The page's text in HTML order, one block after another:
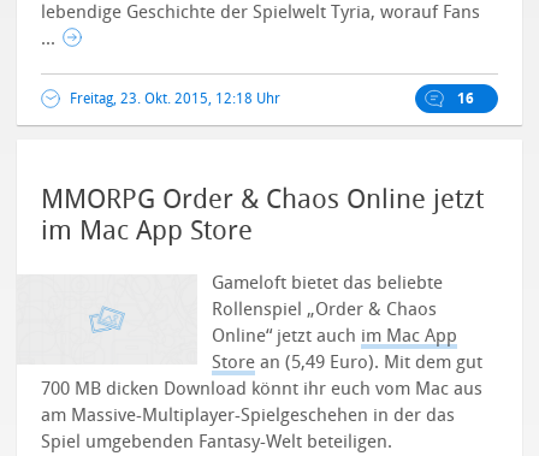
lebendige Geschichte der Spielwelt Tyria, worauf Fans
...
Freitag, 23. Okt. 2015, 12:18 Uhr 16
MMORPG Order & Chaos Online jetzt
im Mac App Store
Gameloft bietet das beliebte
Rollenspiel „Order & Chaos
Online“ jetzt auch im Mac App
Store an (5,49 Euro). Mit dem gut
700 MB dicken Download könnt ihr euch vom Mac aus
am Massive-Multiplayer-Spielgeschehen in der das
Spiel umgebenden Fantasy-Welt beteiligen.